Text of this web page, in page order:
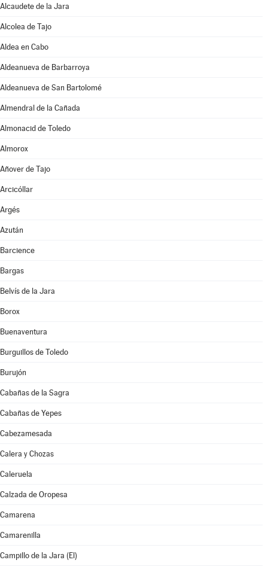
Alcaudete de la Jara
Alcolea de Tajo
Aldea en Cabo
Aldeanueva de Barbarroya
Aldeanueva de San Bartolomé
Almendral de la Cañada
Almonacid de Toledo
Almorox
Añover de Tajo
Arcicóllar
Argés
Azután
Barcience
Bargas
Belvís de la Jara
Borox
Buenaventura
Burguillos de Toledo
Burujón
Cabañas de la Sagra
Cabañas de Yepes
Cabezamesada
Calera y Chozas
Caleruela
Calzada de Oropesa
Camarena
Camarenilla
Campillo de la Jara (El)